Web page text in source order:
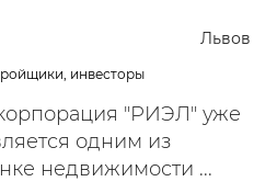
Львов
инвесторы
"РИЭЛ" уже
одним из
недвижимости ...